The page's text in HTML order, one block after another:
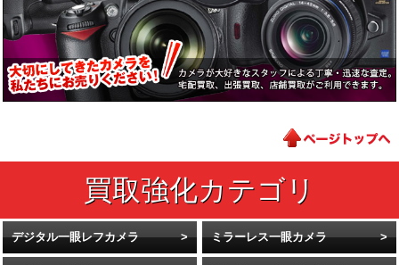
デジタル一眼レフカメラ ミラーレス一眼カメラ